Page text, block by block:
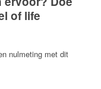
of life
nulmeting met dit